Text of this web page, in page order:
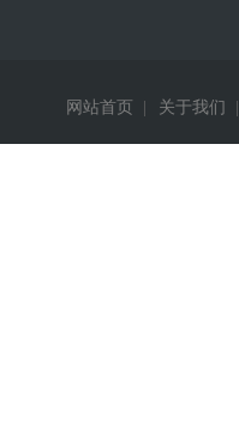
网站首页 关于我们